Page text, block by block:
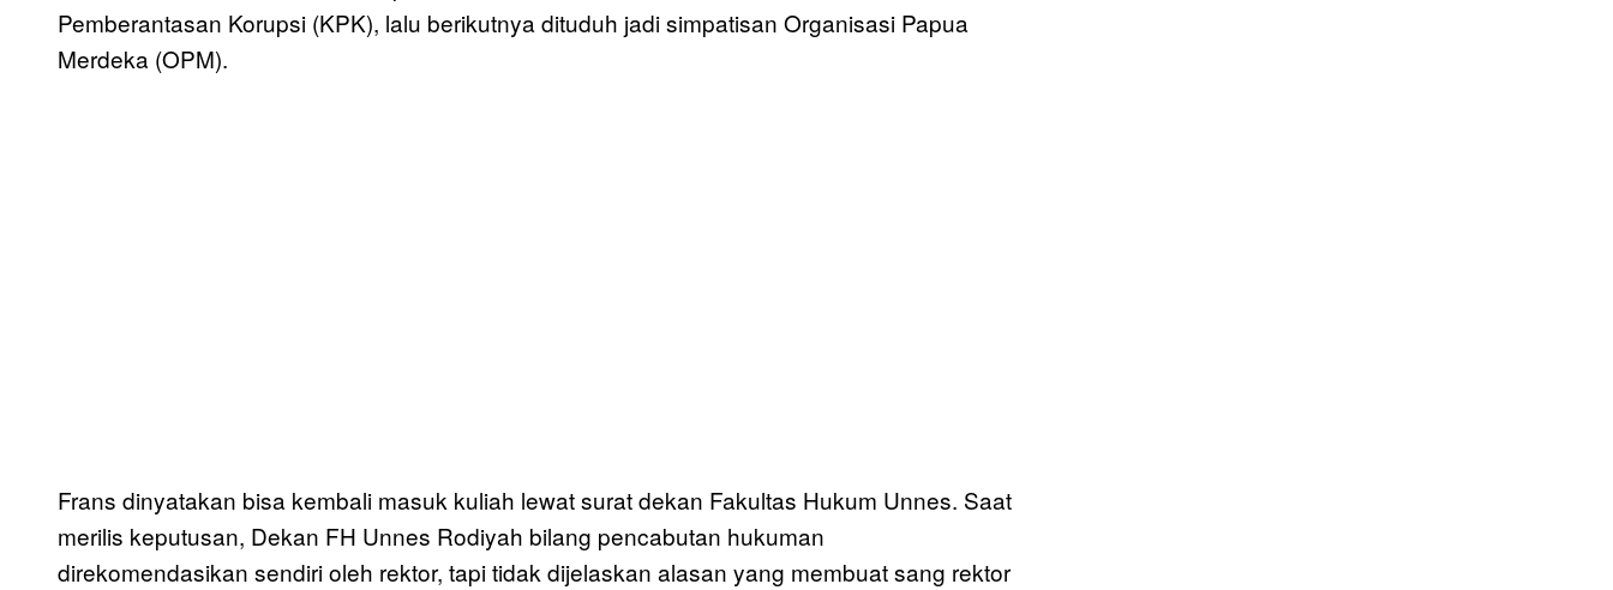
Pemberantasan Korupsi (KPK), lalu berikutnya dituduh jadi simpatisan Organisasi Papua
Merdeka (OPM).
Frans dinyatakan bisa kembali masuk kuliah lewat surat dekan Fakultas Hukum Unnes. Saat
merilis keputusan, Dekan FH Unnes Rodiyah bilang pencabutan hukuman
direkomendasikan sendiri oleh rektor, tapi tidak dijelaskan alasan yang membuat sang rektor